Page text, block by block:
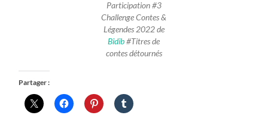
Participation #3
Challenge Contes &
Légendes 2022 de
Bidib#Titres de
contes détournés
Partager :